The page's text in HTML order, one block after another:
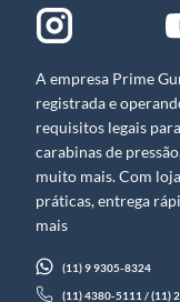
A empresa Prime
registrada e
requisitos legais
carabinas de
muito mais. Com
práticas, entrega
mais
(11) 9 9305-8324
(11) 4380-5111 / (11)